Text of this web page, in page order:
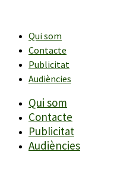
contingutQui som
Contacte
Publicitat
Audiències
Qui som
Contacte
Publicitat
Audiències